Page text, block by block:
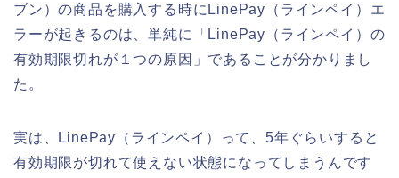
ブン）の商品を購入する時にLinePay（ラインペイ）エ
ラーが起きるのは、単純に「LinePay（ラインペイ）の
有効期限切れが１つの原因」であることが分かりまし
た。
実は、LinePay（ラインペイ）って、5年ぐらいすると
有効期限が切れて使えない状態になってしまうんです